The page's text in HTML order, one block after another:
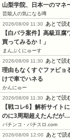
山梨学院、日本一のマネ
芸能人の気になる噂
2026/08/09 11:30
あとで読
【白バラ案件】高級豆
買ってみるか！」
まんぷくにゅーす
2026/08/09 11:30
あとで読
理由もなくすぐファビョ
けで車でハネる
かんにゅー
2026/08/09 11:30
あとで読
【戦コレ6】解析サイト
のに3周期超えたんだが…
パチンコ・パチスロ.com
2026/08/09 12:00
あとで読